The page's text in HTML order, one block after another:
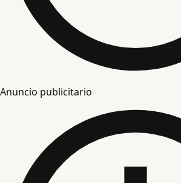
Anuncio publicitario